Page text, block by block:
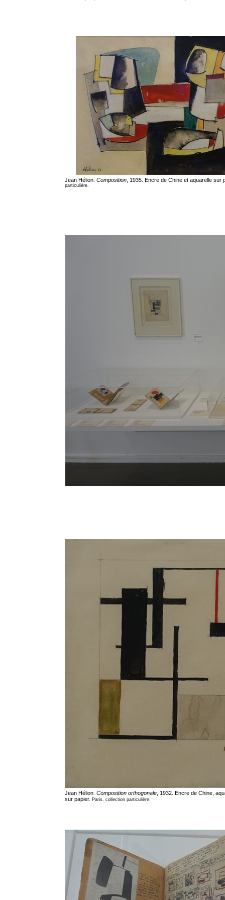
Jean Hélion. Composition, 1935. Encre de Chine et aquarelle sur
particulière.
Jean Hélion. Composition orthogonale, 1932. Encre de Chine,
sur papier. Paris, collection particulière.